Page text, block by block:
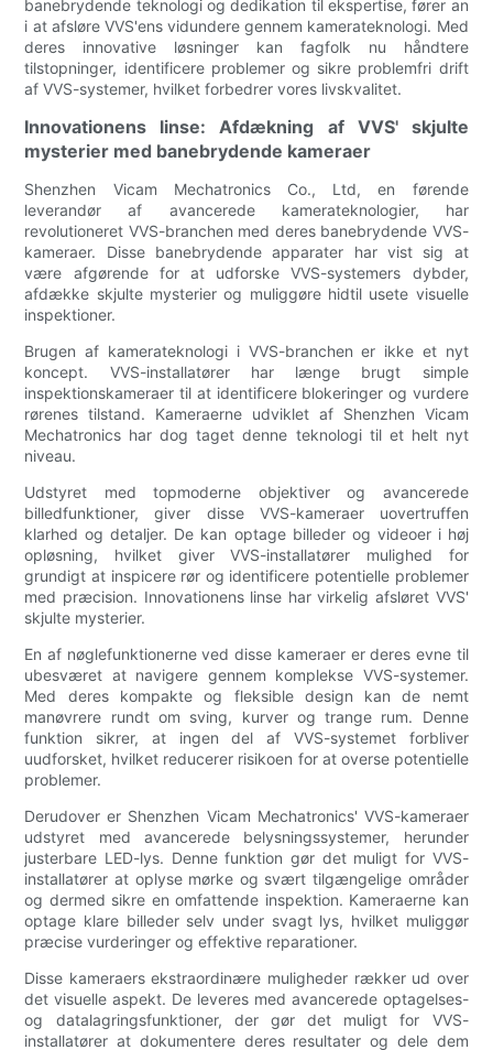
banebrydende teknologi og dedikation til ekspertise, fører an
i at afsløre VVS'ens vidundere gennem kamerateknologi. Med
deres innovative løsninger kan fagfolk nu håndtere
tilstopninger, identificere problemer og sikre problemfri drift
af VVS-systemer, hvilket forbedrer vores livskvalitet.
Innovationens linse: Afdækning af VVS' skjulte
mysterier med banebrydende kameraer
Shenzhen Vicam Mechatronics Co., Ltd, en førende
leverandør af avancerede kamerateknologier, har
revolutioneret VVS-branchen med deres banebrydende VVS-
kameraer. Disse banebrydende apparater har vist sig at
være afgørende for at udforske VVS-systemers dybder,
afdække skjulte mysterier og muliggøre hidtil usete visuelle
inspektioner.
Brugen af kamerateknologi i VVS-branchen er ikke et nyt
koncept. VVS-installatører har længe brugt simple
inspektionskameraer til at identificere blokeringer og vurdere
rørenes tilstand. Kameraerne udviklet af Shenzhen Vicam
Mechatronics har dog taget denne teknologi til et helt nyt
niveau.
Udstyret med topmoderne objektiver og avancerede
billedfunktioner, giver disse VVS-kameraer uovertruffen
klarhed og detaljer. De kan optage billeder og videoer i høj
opløsning, hvilket giver VVS-installatører mulighed for
grundigt at inspicere rør og identificere potentielle problemer
med præcision. Innovationens linse har virkelig afsløret VVS'
skjulte mysterier.
En af nøglefunktionerne ved disse kameraer er deres evne til
ubesværet at navigere gennem komplekse VVS-systemer.
Med deres kompakte og fleksible design kan de nemt
manøvrere rundt om sving, kurver og trange rum. Denne
funktion sikrer, at ingen del af VVS-systemet forbliver
uudforsket, hvilket reducerer risikoen for at overse potentielle
problemer.
Derudover er Shenzhen Vicam Mechatronics' VVS-kameraer
udstyret med avancerede belysningssystemer, herunder
justerbare LED-lys. Denne funktion gør det muligt for VVS-
installatører at oplyse mørke og svært tilgængelige områder
og dermed sikre en omfattende inspektion. Kameraerne kan
optage klare billeder selv under svagt lys, hvilket muliggør
præcise vurderinger og effektive reparationer.
Disse kameraers ekstraordinære muligheder rækker ud over
det visuelle aspekt. De leveres med avancerede optagelses-
og datalagringsfunktioner, der gør det muligt for VVS-
installatører at dokumentere deres resultater og dele dem